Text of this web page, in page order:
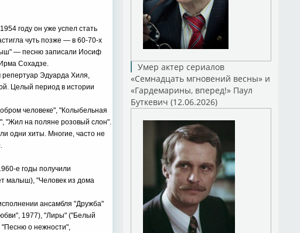
году он уже успел стать
чуть позже — в 60-70-х
— песню записали Иосиф
Сохадзе.
Эдуарда Хиля,
Целый период в истории
человеке", "Колыбельная
"Жил на поляне розовый слон".
одни хиты. Многие, часто не
е годы получили
малыш), "Человек из дома
ансамбля "Дружба"
1977), "Лиры" ("Белый
"Песню о нежности",
Умер актер сериалов
«Семнадцать мгновений весны» и
«Гардемарины, вперед!» Паул
Буткевич (12.06.2026)